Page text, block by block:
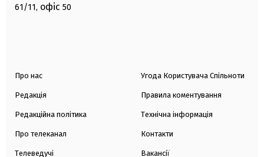
61/11, офіс 50
Про нас
Редакція
Редакційна політика
Про телеканал
Телеведучі
Угода Користувача Спільноти
Правила коментування
Технічна інформація
Контакти
Вакансії